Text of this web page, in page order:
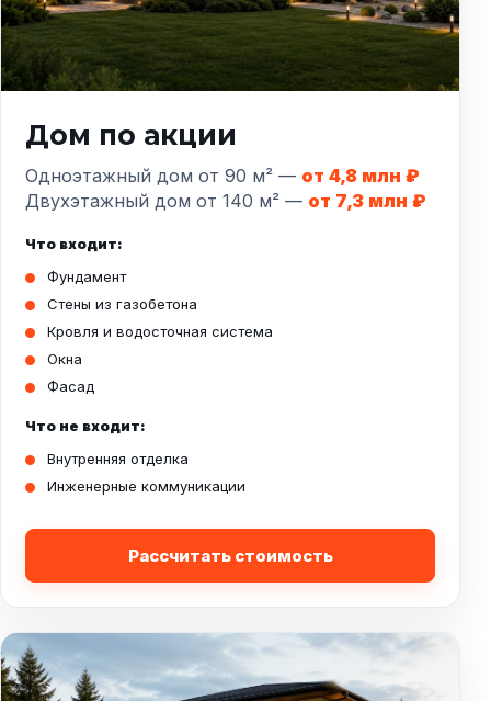
Дом по акции
Одноэтажный дом от 90 м² — от 4,8 млн ₽
Двухэтажный дом от 140 м² — от 7,3 млн ₽
Что входит:
Фундамент
Стены из газобетона
Кровля и водосточная система
Окна
Фасад
Что не входит:
Внутренняя отделка
Инженерные коммуникации
Рассчитать стоимость